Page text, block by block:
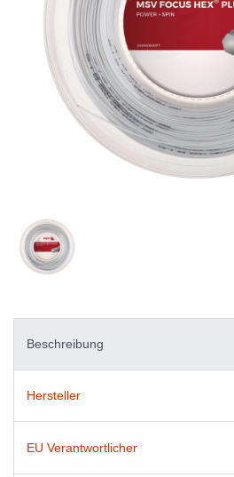
Beschreibung
Hersteller
EU Verantwortlicher